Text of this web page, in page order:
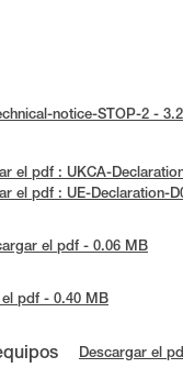
notice-STOP-2 -
el pdf : UKCA-
el pdf : UE-Declaration-
el pdf - 0.06 MB
el pdf - 0.40 MB
Descargar el